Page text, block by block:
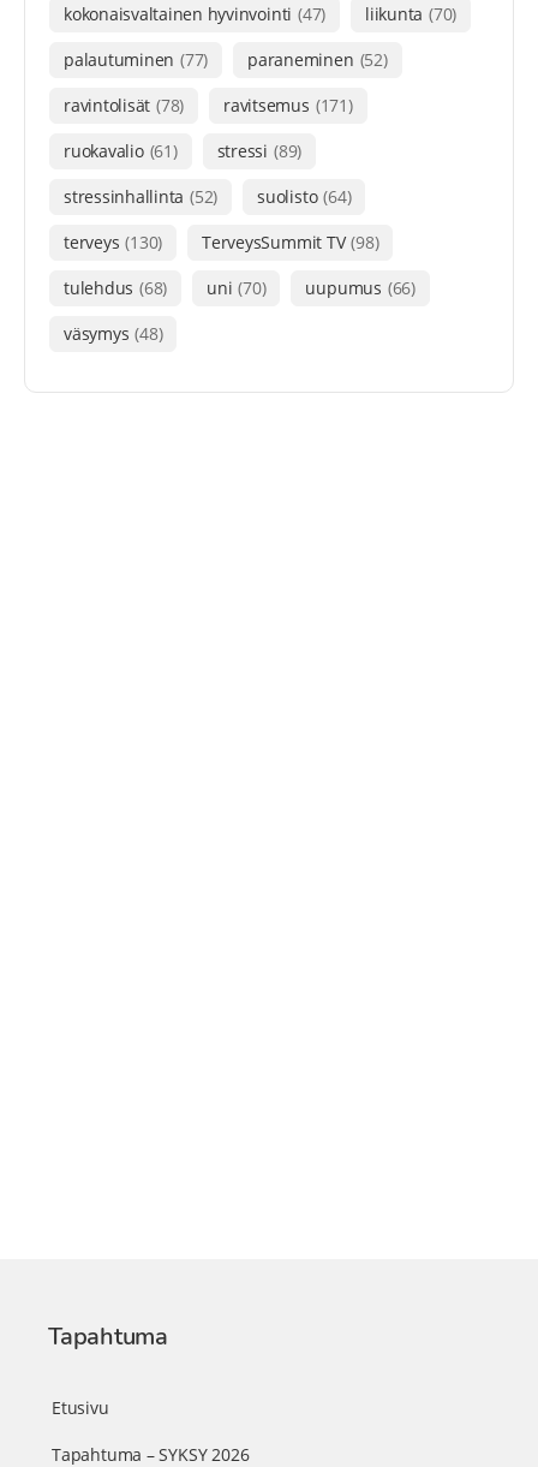
kokonaisvaltainen hyvinvointi (47) liikunta (70)
palautuminen (77) paraneminen (52)
ravintolisät (78) ravitsemus (171)
ruokavalio (61) stressi (89)
stressinhallinta (52) suolisto (64)
terveys (130) TerveysSummit TV (98)
tulehdus (68) uni (70) uupumus (66)
väsymys (48)
Tapahtuma
Etusivu
Tapahtuma – SYKSY 2026